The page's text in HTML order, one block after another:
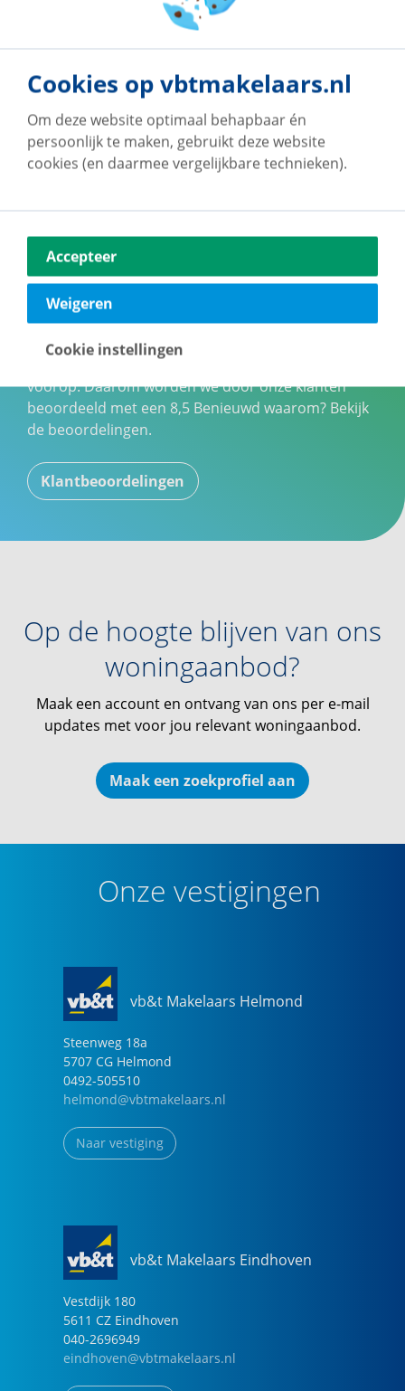
Onze klanten geven
ons een 9!
Bij vb&t Makelaars staan jouw wensen altijd
voorop. Daarom worden we door onze klanten
beoordeeld met een 8,5 Benieuwd waarom? Bekijk
de beoordelingen.
Klantbeoordelingen
Op de hoogte blijven van ons
woningaanbod?
Maak een account en ontvang van ons per e-mail
updates met voor jou relevant woningaanbod.
Maak een zoekprofiel aan
Onze vestigingen
vb&t Makelaars Helmond
Steenweg 18a
5707 CG Helmond
0492-505510
helmond@vbtmakelaars.nl
Naar vestiging
vb&t Makelaars Eindhoven
Vestdijk 180
5611 CZ Eindhoven
040-2696949
eindhoven@vbtmakelaars.nl
Cookies op vbtmakelaars.nl
Om deze website optimaal behapbaar én
persoonlijk te maken, gebruikt deze website
cookies (en daarmee vergelijkbare technieken).
Accepteer
Weigeren
Cookie instellingen